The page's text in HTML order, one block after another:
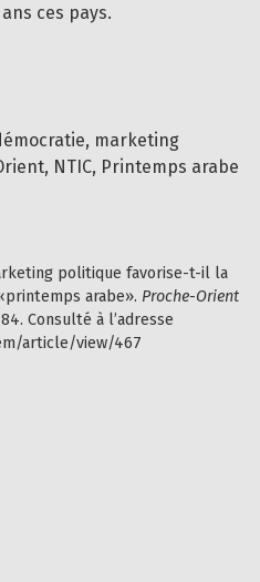
marketing
NTIC, Printemps arabe
politique favorise-t-il la
arabe». Proche-Orient
Consulté à l’adresse
article/view/467
ces pays.